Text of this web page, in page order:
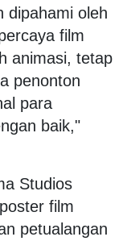
dipahami oleh
film
animasi, tetap
penonton
para
baik,"
Studios
film
petualangan